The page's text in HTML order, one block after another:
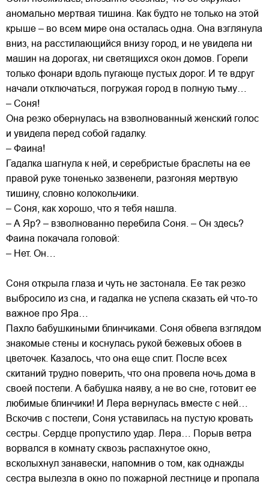
аномально мертвая тишина. Как будто не только на этой
крыше – во всем мире она осталась одна. Она взглянула
вниз, на расстилающийся внизу город, и не увидела ни
машин на дорогах, ни светящихся окон домов. Горели
только фонари вдоль пугающе пустых дорог. И те вдруг
начали отключаться, погружая город в полную тьму…
– Соня!
Она резко обернулась на взволнованный женский голос
и увидела перед собой гадалку.
– Фаина!
Гадалка шагнула к ней, и серебристые браслеты на ее
правой руке тоненько зазвенели, разгоняя мертвую
тишину, словно колокольчики.
– Соня, как хорошо, что я тебя нашла.
– А Яр? – взволнованно перебила Соня. – Он здесь?
Фаина покачала головой:
– Нет. Он…
Соня открыла глаза и чуть не застонала. Ее так резко
выбросило из сна, и гадалка не успела сказать ей что-то
важное про Яра…
Пахло бабушкиными блинчиками. Соня обвела взглядом
знакомые стены и коснулась рукой бежевых обоев в
цветочек. Казалось, что она еще спит. После всех
скитаний трудно поверить, что она провела ночь дома в
своей постели. А бабушка наяву, а не во сне, готовит ее
любимые блинчики! И Лера вернулась вместе с ней…
Вскочив с постели, Соня уставилась на пустую кровать
сестры. Сердце пропустило удар. Лера… Порыв ветра
ворвался в комнату сквозь распахнутое окно,
всколыхнул занавески, напомнив о том, как однажды
сестра вылезла в окно по пожарной лестнице и пропала